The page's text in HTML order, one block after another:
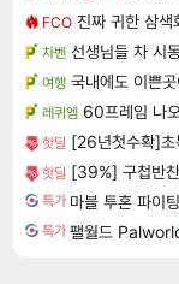
FCO 진짜 귀한 삼색
차벤 선생님들 차 시
여행 국내에도 이쁜
레퀴엠 60프레임 나
핫딜 [26년첫수확]
핫딜 [39%] 구첩반
특가
특가 팰월드